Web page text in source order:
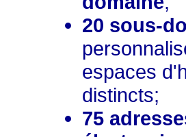
20 sous-
espaces
distincts;
75